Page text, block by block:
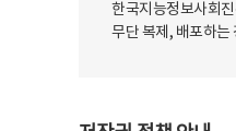
한국지능정보사회
무단 복제, 배포하는